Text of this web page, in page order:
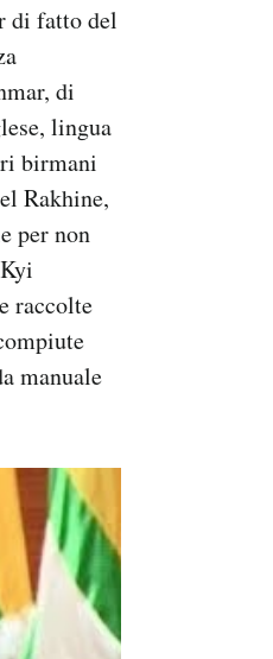
di fatto del
di
lingua
birmani
Rakhine,
per non
raccolte
manuale